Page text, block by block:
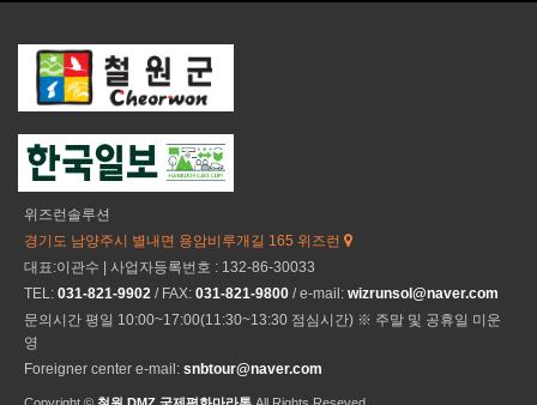
위즈런솔루션
경기도 남양주시 별내면 용암비루개길 165 위즈런
대표:이관수 | 사업자등록번호 : 132-86-30033
TEL: 031-821-9902 / FAX: 031-821-9800 / e-mail: wizrunsol@naver.com
문의시간 평일 10:00~17:00(11:30~13:30 점심시간) ※ 주말 및 공휴일 미운
영
Foreigner center e-mail: snbtour@naver.com